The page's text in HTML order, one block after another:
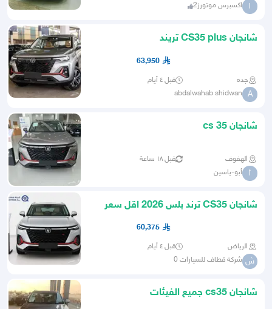
ا اكسبرس موتورز2
شانجان CS35 plus تريند
63,950
جده قبل ٤ أيام
A
abdalwahab shidwan
شانجان cs 35
الهفوف قبل ١٨ ساعة
أ أبو-ياسين
شانجان CS35 ترند بلس 2026 اقل سعر
60,375
الرياض قبل ٤ أيام
ش شركة قطاف للسيارات 0
شانجان cs35 جميع الفيئات